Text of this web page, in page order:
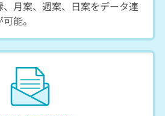
、月案、週案、日案をデータ連
能。